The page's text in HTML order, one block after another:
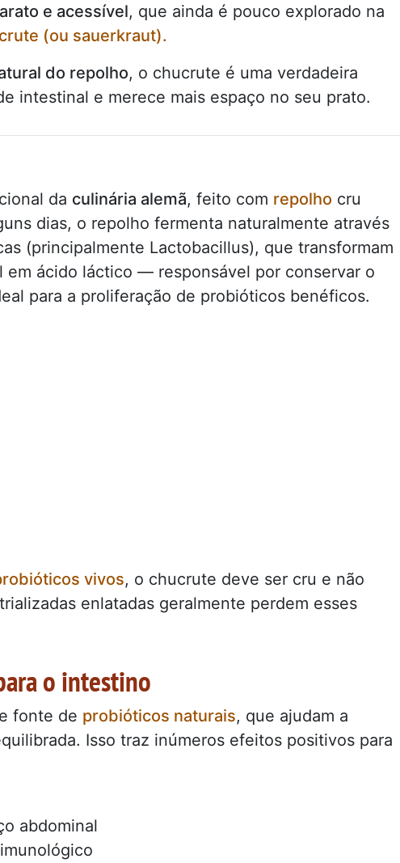
e acessível, que ainda é pouco explorado na
(ou sauerkraut).
do repolho, o chucrute é uma verdadeira
intestinal e merece mais espaço no seu prato.
da culinária alemã, feito com repolho cru
dias, o repolho fermenta naturalmente através
(principalmente Lactobacillus), que transformam
em ácido láctico — responsável por conservar o
para a proliferação de probióticos benéficos.
vivos, o chucrute deve ser cru e não
enlatadas geralmente perdem esses
o intestino
fonte de probióticos naturais, que ajudam a
Isso traz inúmeros efeitos positivos para
abdominal